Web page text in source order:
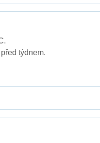
týdnem.